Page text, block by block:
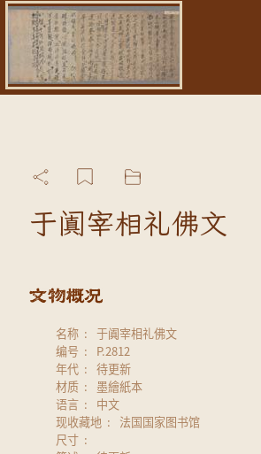
于阗宰相礼佛文
名称
于阗宰相礼佛文
编号
P.2812
年代
待更新
材质
墨繪紙本
语言
中文
现收藏地
法国国家图书馆
尺寸